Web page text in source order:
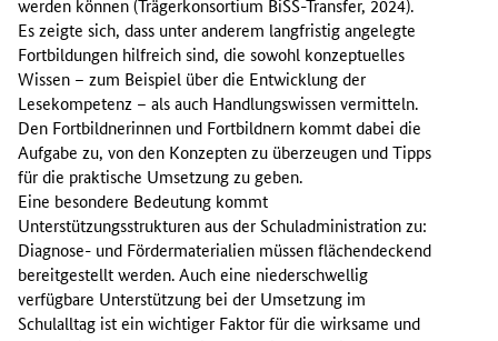
Es zeigte sich, dass unter anderem langfristig angelegte
Fortbildungen hilfreich sind, die sowohl konzeptuelles
Wissen – zum Beispiel über die Entwicklung der
Lesekompetenz – als auch Handlungswissen vermitteln.
Den Fortbildnerinnen und Fortbildnern kommt dabei die
Aufgabe zu, von den Konzepten zu überzeugen und Tipps
für die praktische Umsetzung zu geben.
Eine besondere Bedeutung kommt
Unterstützungsstrukturen aus der Schuladministration zu:
Diagnose- und Fördermaterialien müssen flächendeckend
bereitgestellt werden. Auch eine niederschwellig
verfügbare Unterstützung bei der Umsetzung im
Schulalltag ist ein wichtiger Faktor für die wirksame und